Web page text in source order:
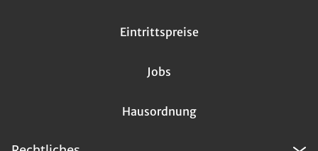
Eintrittspreise
Jobs
Hausordnung